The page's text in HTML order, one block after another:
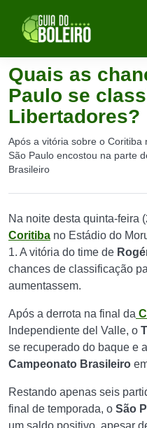
Quais as
Paulo se
Libertadores?
Após a vitória sobre o
São Paulo encostou na parte
Brasileiro
Na noite desta quinta-feira
Coritiba no Estádio do
1. A vitória do time de
chances de classificação
aumentassem.
Após a derrota na final da
Independiente del Valle, o
se recuperado do baque e
Campeonato Brasileiro
Restando apenas seis
final de temporada, o São
um saldo positivo, apesar